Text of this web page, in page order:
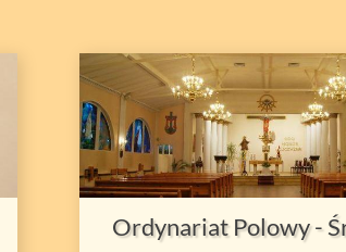
Ordynariat Polowy -